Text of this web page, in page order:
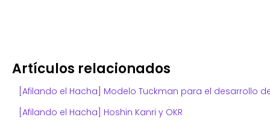
Artículos relacionados
[Afilando el Hacha] Modelo Tuckman para el desarrollo
[Afilando el Hacha] Hoshin Kanri y OKR